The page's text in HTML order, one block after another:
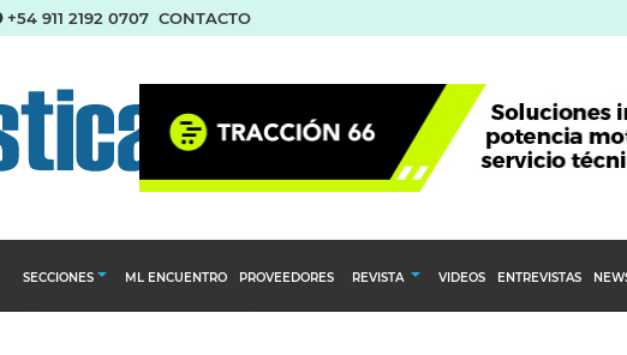
+54 911 2192 0707 CONTACTO
SECCIONES ML ENCUENTRO PROVEEDORES REVISTA VIDEOS ENTREVISTAS